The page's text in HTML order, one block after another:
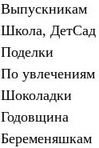
Выпускникам
Школа, ДетСад
Поделки
По увлечениям
Шоколадки
Годовщина
Беременяшкам